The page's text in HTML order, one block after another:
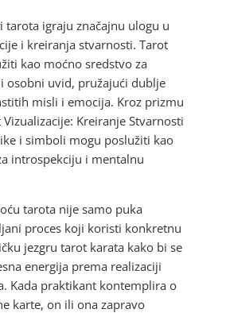
tarota igraju značajnu ulogu u
i kreiranja stvarnosti. Tarot
kao moćno sredstvo za
osobni uvid, pružajući dublje
misli i emocija. Kroz prizmu
Kreiranje Stvarnosti
i simboli mogu poslužiti kao
introspekciju i mentalnu
tarota nije samo puka
proces koji koristi konkretnu
jezgru tarot karata kako bi se
energija prema realizaciji
Kada praktikant kontemplira o
karte, on ili ona zapravo